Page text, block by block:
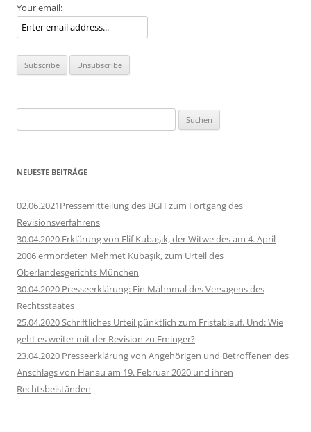
Your email:
nach:
NEUESTE BEITRÄGE
02.06.2021Pressemitteilung des BGH zum Fortgang des
Revisionsverfahrens
30.04.2020 Erklärung von Elif Kubaşık, der Witwe des am 4. April
2006 ermordeten Mehmet Kubaşık, zum Urteil des
Oberlandesgerichts München
30.04.2020 Presseerklärung: Ein Mahnmal des Versagens des
Rechtsstaates
25.04.2020 Schriftliches Urteil pünktlich zum Fristablauf. Und: Wie
geht es weiter mit der Revision zu Eminger?
23.04.2020 Presseerklärung von Angehörigen und Betroffenen des
Anschlags von Hanau am 19. Februar 2020 und ihren
Rechtsbeiständen